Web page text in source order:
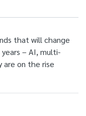
that will change
– AI, multi-
are on the rise